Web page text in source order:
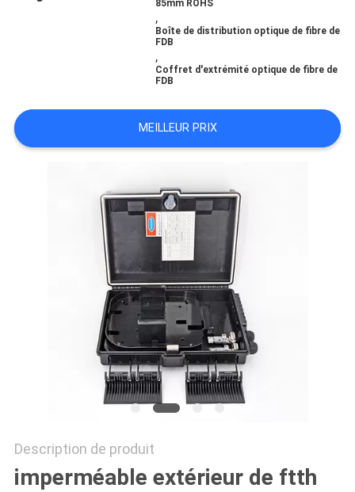
PLAN
DU
85mm ROHS
,
Boîte de distribution optique de fibre de
FDB
,
Coffret d'extrémité optique de fibre de
FDB
MEILLEUR PRIX
Description de produit
imperméable extérieur de ftth